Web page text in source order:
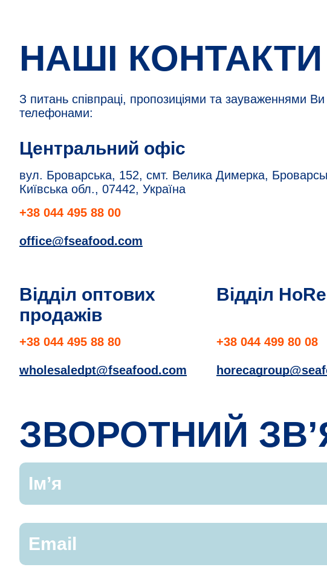
НАШІ КОНТАКТИ
З питань співпраці, пропозиціями та зауваженнями
телефонами:
Центральний офіс
вул. Броварська, 152, смт. Велика Димерка,
Київська обл., 07442, Україна
+38 044 495 88 00
office@fseafood.com
Відділ оптових
продажів
+38 044 495 88 80
wholesaledpt@fseafood.com
Відділ
+38 044 499 80 08
ЗВОРОТНИЙ